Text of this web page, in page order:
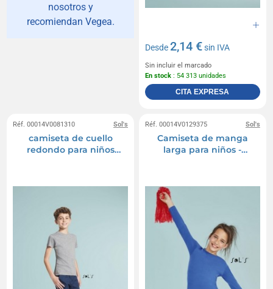
nosotros y
recomiendan Vegea.
Desde2,14 €sin IVA
Sin incluir el marcado
En stock : 54 313 unidades
CITA EXPRESA
Sol's
Réf. 00014V0081310
camiseta de cuello
redondo para niños
Sol's
Réf. 00014V0129375
Camiseta de manga
larga para niños -